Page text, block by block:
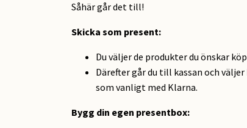
Såhär går det till!
Skicka som present:
Du väljer de produkter du önskar
Därefter går du till kassan och
som vanligt med Klarna.
Bygg din egen presentbox: